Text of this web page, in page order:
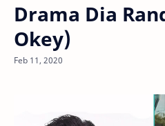
Drama Dia
Okey)